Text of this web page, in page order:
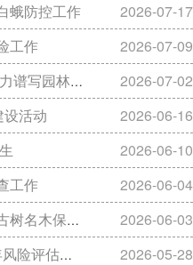
蛾防控工作
2026-07-17
工作
2026-07-09
质量发展新篇章
2026-07-02
设活动
2026-06-16
2026-06-10
工作
2026-06-04
木保护工作
2026-06-03
生产培训会
2026-05-28